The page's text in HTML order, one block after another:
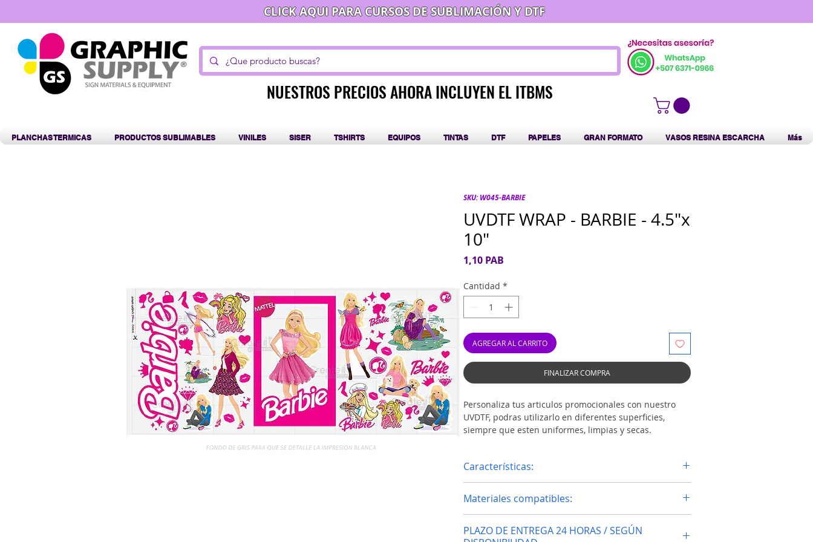
CLICK AQUI PARA CURSOS DE SUBLIMACIÓN Y DTF
NUESTROS PRECIOS AHORA INCLUYEN EL ITBMS
NUESTROS PRECIOS AHORA INCLUYEN EL ITBMS
PLANCHAS TERMICAS PRODUCTOS SUBLIMABLES VINILES SISER TSHIRTS EQUIPOS TINTAS DTF PAPELES GRAN FORMATO VASOS RESINA ESCARCHA Más
SKU: W045-BARBIE
UVDTF WRAP - BARBIE - 4.5"x
10"
1,10 PAB
Cantidad *
AGREGAR AL CARRITO
FINALIZAR COMPRA
Personaliza tus articulos promocionales con nuestro
UVDTF, podras utilizarlo en diferentes superficies,
siempre que esten uniformes, limpias y secas.
Características:
Full Color
Tamaño 4.5" x 10"
Resistentes al agua
Resistentes al frio y al calor
Materiales compatibles:
Madera lisa
PLAZO DE ENTREGA 24 HORAS / SEGÚN